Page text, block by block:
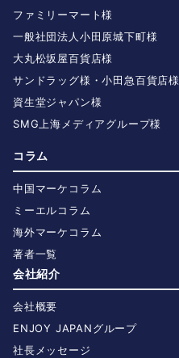
ファミリーマート様
一般社団法人小田原城下町様
大丸松坂屋百貨店様
サンドラッグ様・小田急百貨店様
資生堂ジャパン様
SMG上海メディアグループ様
コラム
中国マーケコラム
ミーエルコラム
海外マーケコラム
著者一覧
会社紹介
会社概要
ENJOY JAPANグループ
社長メッセージ